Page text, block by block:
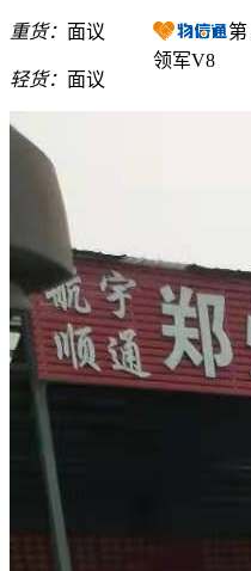
重货： 面议
轻货： 面议
第
领军V8